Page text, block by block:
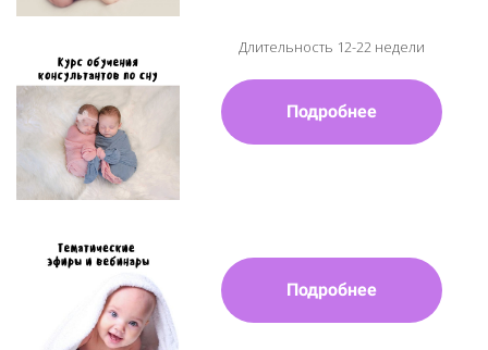
Длительность 12-22 недели
Подробнее
Подробнее